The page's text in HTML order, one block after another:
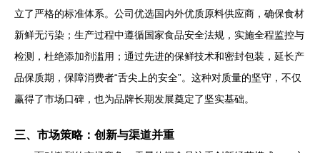
立了严格的标准体系。公司优选国内外优质原料供应商，确保食材
新鲜无污染；生产过程中遵循国家食品安全法规，实施全程监控与
检测，杜绝添加剂滥用；通过先进的保鲜技术和密封包装，延长产
品保质期，保障消费者“舌尖上的安全”。这种对质量的坚守，不仅
赢得了市场口碑，也为品牌长期发展奠定了坚实基础。
三、市场策略：创新与渠道并重